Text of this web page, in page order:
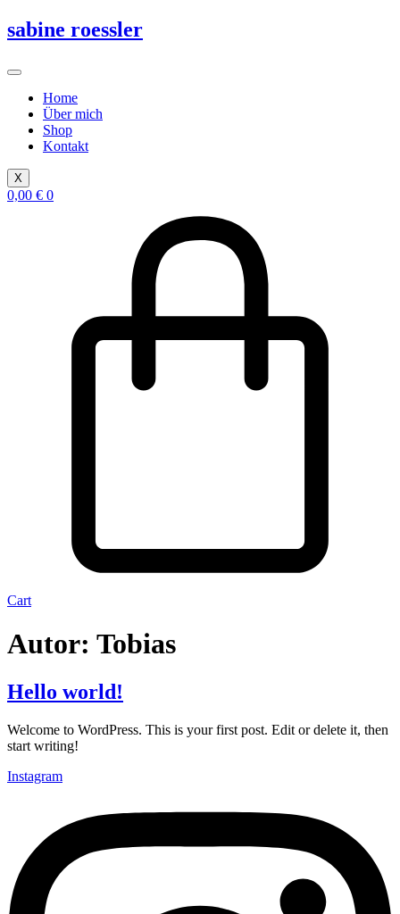
Zum
Inhalt
sabine roessler
Home
Über mich
Shop
Kontakt
X
0,00 € 0
Cart
Autor: Tobias
Hello world!
Welcome to WordPress. This is your first post. Edit or delete it, then
start writing!
Instagram